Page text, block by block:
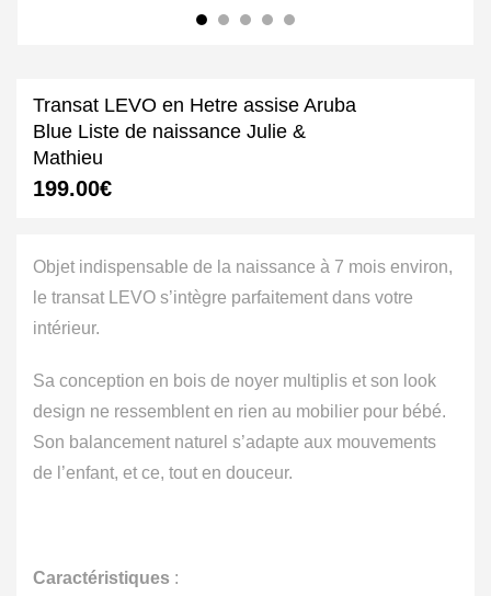
Transat LEVO en Hetre assise Aruba
Blue Liste de naissance Julie &
Mathieu
199.00€
Objet indispensable de la naissance à 7 mois environ,
le transat LEVO s’intègre parfaitement dans votre
intérieur.
Sa conception en bois de noyer multiplis et son look
design ne ressemblent en rien au mobilier pour bébé.
Son balancement naturel s’adapte aux mouvements
de l’enfant, et ce, tout en douceur.
Caractéristiques :